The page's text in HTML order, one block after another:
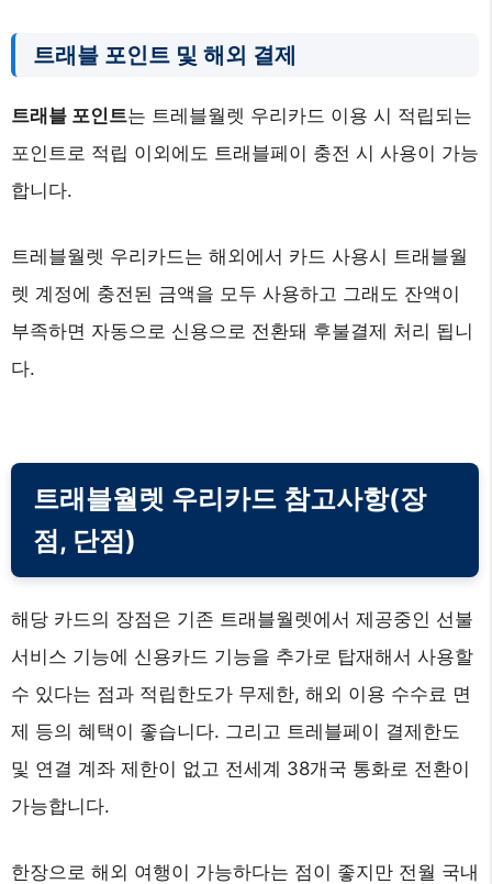
트래블 포인트 및 해외 결제
트래블 포인트는 트레블월렛 우리카드 이용 시 적립되는
포인트로 적립 이외에도 트래블페이 충전 시 사용이 가능
합니다.
트레블월렛 우리카드는 해외에서 카드 사용시 트래블월
렛 계정에 충전된 금액을 모두 사용하고 그래도 잔액이
부족하면 자동으로 신용으로 전환돼 후불결제 처리 됩니
다.
트래블월렛 우리카드 참고사항(장
점, 단점)
해당 카드의 장점은 기존 트래블월렛에서 제공중인 선불
서비스 기능에 신용카드 기능을 추가로 탑재해서 사용할
수 있다는 점과 적립한도가 무제한, 해외 이용 수수료 면
제 등의 혜택이 좋습니다. 그리고 트레블페이 결제한도
및 연결 계좌 제한이 없고 전세계 38개국 통화로 전환이
가능합니다.
한장으로 해외 여행이 가능하다는 점이 좋지만 전월 국내